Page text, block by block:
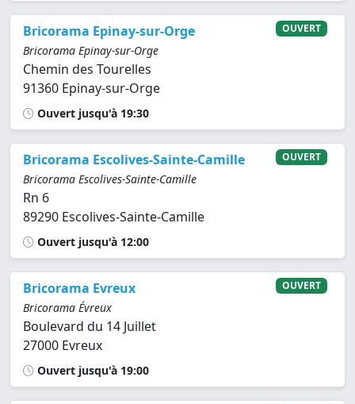
Bricorama Epinay-sur-Orge
Bricorama Epinay-sur-Orge
Chemin des Tourelles
91360 Epinay-sur-Orge
OUVERT
Ouvert jusqu'à 19:30
Bricorama Escolives-Sainte-Camille
Bricorama Escolives-Sainte-Camille
Rn 6
89290 Escolives-Sainte-Camille
OUVERT
Ouvert jusqu'à 12:00
Bricorama Evreux
Bricorama Évreux
Boulevard du 14 Juillet
27000 Evreux
OUVERT
Ouvert jusqu'à 19:00